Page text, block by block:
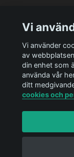
© 2026
Vi
Vi använder
av
din enhet som
använda vår
ditt
cookies och